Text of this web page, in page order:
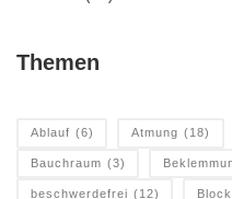
Themen
Ablauf (6) Atmung (18)
Bauchraum (3)
beschwerdefrei (12)